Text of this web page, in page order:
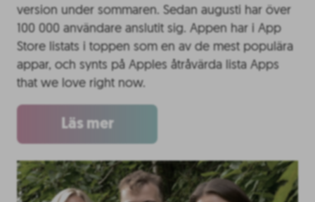
version under sommaren. Sedan augusti har över
100 000 användare anslutit sig. Appen har i App
Store listats i toppen som en av de mest populära
appar, och synts på Apples åtråvärda lista Apps
that we love right now.
Läs mer